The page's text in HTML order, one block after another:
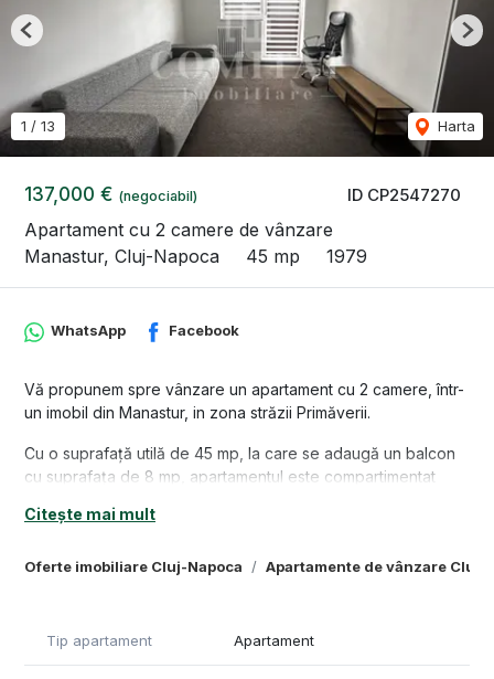
ID CP2547270
137,000 € (negociabil)
Apartament cu 2 camere de vânzare
Manastur, Cluj-Napoca
45 mp 1979
1 / 13 Harta
Previous
Oferte imobiliare Cluj-Napoca Apartamente de vânzare Cluj-
WhatsApp Facebook
Vă propunem spre vânzare un apartament cu 2 camere, într-
un imobil din Manastur, in zona străzii Primăverii.
Cu o suprafață utilă de 45 mp, la care se adaugă un balcon
cu suprafața de 8 mp, apartamentul este compartimentat
Locuința se predă conform pozelor, mobilată și utilată.
Apartamentul are certificatul de performanță energetică în
Pentru informații suplimentare și vizionari vă stăm cu drag la
Citește mai mult
Tip apartament Apartament